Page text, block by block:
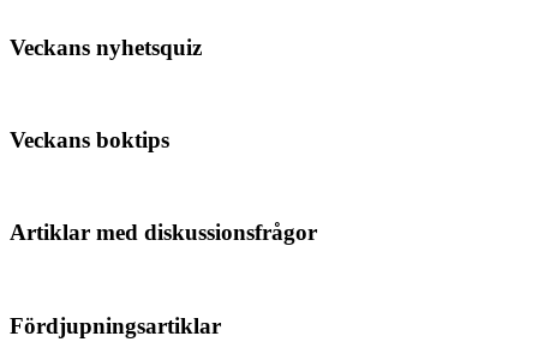
Veckans nyhetsquiz
Veckans boktips
Artiklar med diskussionsfrågor
Fördjupningsartiklar